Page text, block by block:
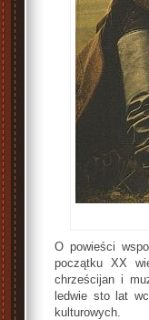
O powieści
początku XX
chrześcijan i
ledwie sto lat
kulturowych.